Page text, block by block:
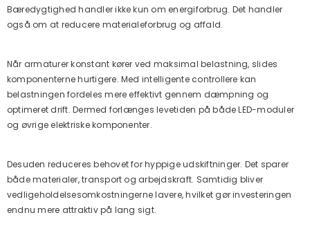
Bæredygtighed handler ikke kun om energiforbrug. Det handler
også om at reducere materialeforbrug og affald.
Når armaturer konstant kører ved maksimal belastning, slides
komponenterne hurtigere. Med intelligente controllere kan
belastningen fordeles mere effektivt gennem dæmpning og
optimeret drift. Dermed forlænges levetiden på både LED-moduler
og øvrige elektriske komponenter.
Desuden reduceres behovet for hyppige udskiftninger. Det sparer
både materialer, transport og arbejdskraft. Samtidig bliver
vedligeholdelsesomkostningerne lavere, hvilket gør investeringen
endnu mere attraktiv på lang sigt.